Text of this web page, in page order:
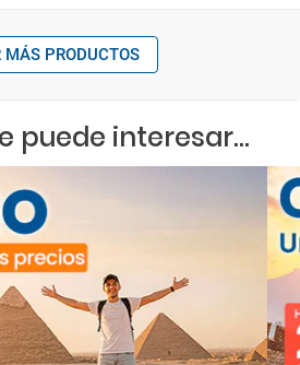
MÁS PRODUCTOS
puede interesar...